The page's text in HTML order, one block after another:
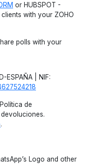
or HUBSPOT -
with your ZOHO
polls with your
ESPAÑA | NIF:
de
.
Logo and other